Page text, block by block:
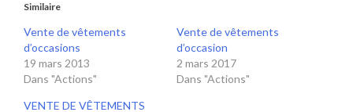
Similaire
Vente de vêtements
d’occasions
19 mars 2013
Dans "Actions"
Vente de vêtements
d’occasion
2 mars 2017
Dans "Actions"
VENTE DE VÊTEMENTS